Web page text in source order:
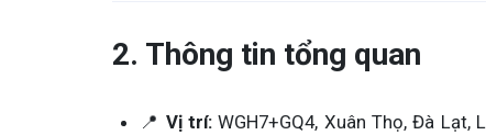
2. Thông tin tổng quan
📍 Vị trí:WGH7+GQ4, Xuân Thọ, Đà Lạt,